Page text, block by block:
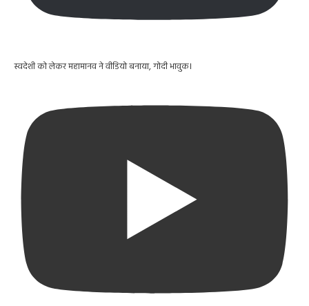
स्वदेशी को लेकर महामानव ने वीडियो बनाया, गोदी भावुक।